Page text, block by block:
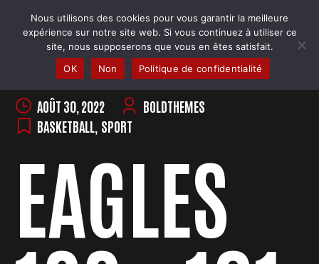
content
COBRA BADMINTON COLMAR
Club & école de badminton
AOÛT 30, 2022
BOLDTHEMES
BASKETBALL SPORT
EAGLES
Nous utilisons des cookies pour vous garantir la meilleure
expérience sur notre site web. Si vous continuez à utiliser ce
site, nous supposerons que vous en êtes satisfait.
OK
Non Politique de confidentialité